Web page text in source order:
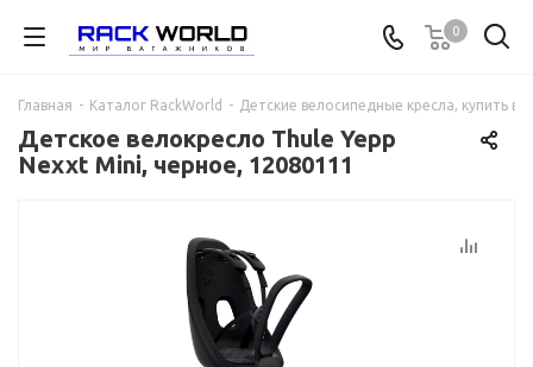
0
Главная - Каталог RackWorld - Детские велосипедные кресла, купить в
Детское велокресло Thule Yepp
Nexxt Mini, черное, 12080111